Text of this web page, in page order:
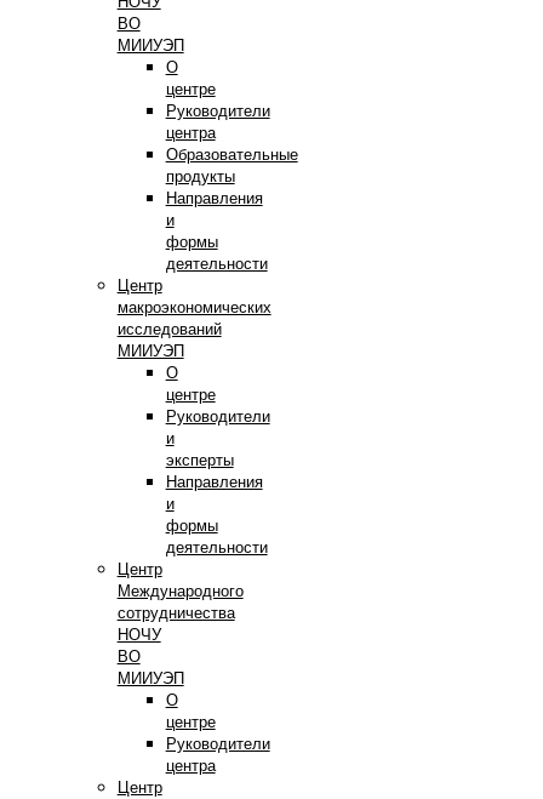
ВО
МИИУЭП
О
центре
Руководители
центра
Образовательные
продукты
Направления
и
формы
деятельности
Центр
макроэкономических
исследований
МИИУЭП
О
центре
Руководители
и
эксперты
Направления
и
формы
деятельности
Центр
Международного
сотрудничества
НОЧУ
ВО
МИИУЭП
О
центре
Руководители
центра
Центр